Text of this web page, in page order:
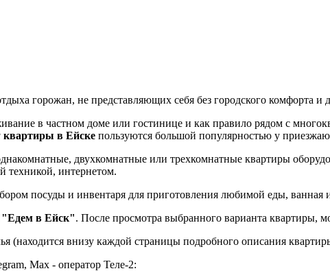
горожан, не представляющих себя без городского комфорта и
в частном доме или гостинице и как правило рядом с
квартиры в Ейске пользуются большой популярностью у
двухкомнатные или трехкомнатные квартиры
техникой, интернетом.
посуды и инвентаря для приготовления любимой еды, ванная
"Едем в Ейск". После просмотра выбранного варианта квартиры,
(находится внизу каждой страницы подробного описания
Мах - оператор Теле-2: